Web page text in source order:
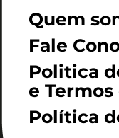
Quem
Fale
Politica
e Termos
Política